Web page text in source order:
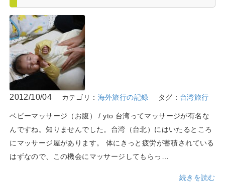
2012/10/04 カテゴリ： 海外旅行の記録 タグ： 台湾旅行
ベビーマッサージ（お腹） / yto 台湾ってマッサージが有名な
んですね。知りませんでした。台湾（台北）にはいたるところ
にマッサージ屋があります。 体にきっと疲労が蓄積されている
はずなので、この機会にマッサージしてもらっ…
続きを読む